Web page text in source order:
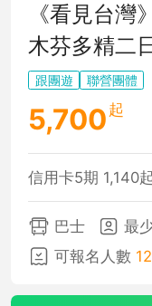
《看見台灣
木芬多精二
跟團遊 聯營團體
5,700 起
信用卡5期 1,140起
巴士
最
可報名人數 12